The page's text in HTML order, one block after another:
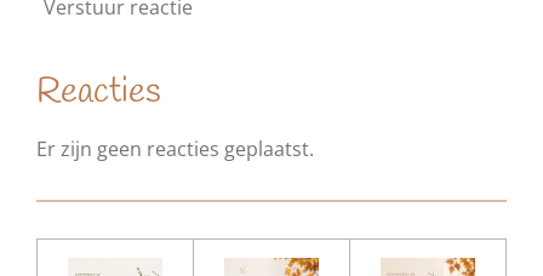
Verstuur reactie
Reacties
Er zijn geen reacties geplaatst.